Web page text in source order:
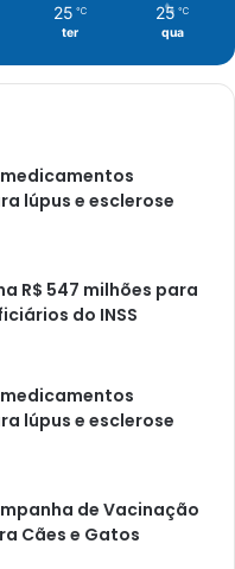
25 ℃
ter
25 ℃
qua
lúpus e esclerose
R$ 547 milhões para
do INSS
lúpus e esclerose
de Vacinação
Cães e Gatos